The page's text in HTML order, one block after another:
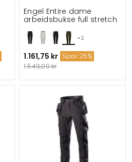
+2
Engel Entire dame
arbeidsbukse full stretch
1.161,75 kr Spar 25%
1.549,00 kr